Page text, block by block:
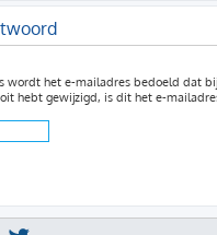
wordt het e-mailadres bedoeld dat
hebt gewijzigd, is dit het e-